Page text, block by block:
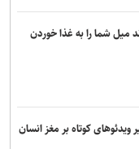
بدون مداخلات جوی و
اربعین
میل شما را به غذا خوردن
ویدئو‌های کوتاه بر مغز انسان